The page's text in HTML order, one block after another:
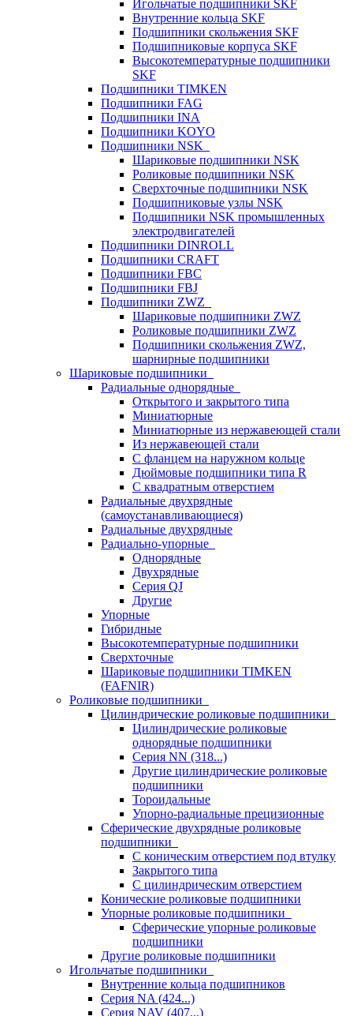
Игольчатые подшипники SKF
Внутренние кольца SKF
Подшипники скольжения SKF
Подшипниковые корпуса SKF
Высокотемпературные подшипники
SKF
Подшипники TIMKEN
Подшипники FAG
Подшипники INA
Подшипники KOYO
Подшипники NSK
Шариковые подшипники NSK
Роликовые подшипники NSK
Сверхточные подшипники NSK
Подшипниковые узлы NSK
Подшипники NSK промышленных
электродвигателей
Подшипники DINROLL
Подшипники CRAFT
Подшипники FBC
Подшипники FBJ
Подшипники ZWZ
Шариковые подшипники ZWZ
Роликовые подшипники ZWZ
Подшипники скольжения ZWZ,
шарнирные подшипники
Шариковые подшипники
Радиальные однорядные
Открытого и закрытого типа
Миниатюрные
Миниатюрные из нержавеющей стали
Из нержавеющей стали
С фланцем на наружном кольце
Дюймовые подшипники типа R
С квадратным отверстием
Радиальные двухрядные
(самоустанавливающиеся)
Радиальные двухрядные
Радиально-упорные
Однорядные
Двухрядные
Серия QJ
Другие
Упорные
Гибридные
Высокотемпературные подшипники
Сверхточные
Шариковые подшипники TIMKEN
(FAFNIR)
Роликовые подшипники
Цилиндрические роликовые подшипники
Цилиндрические роликовые
однорядные подшипники
Серия NN (318...)
Другие цилиндрические роликовые
подшипники
Тороидальные
Упорно-радиальные прецизионные
Сферические двухрядные роликовые
подшипники
С коническим отверстием под втулку
Закрытого типа
С цилиндрическим отверстием
Конические роликовые подшипники
Упорные роликовые подшипники
Сферические упорные роликовые
подшипники
Другие роликовые подшипники
Игольчатые подшипники
Внутренние кольца подшипников
Серия NA (424...)
Серия NAV (407...)